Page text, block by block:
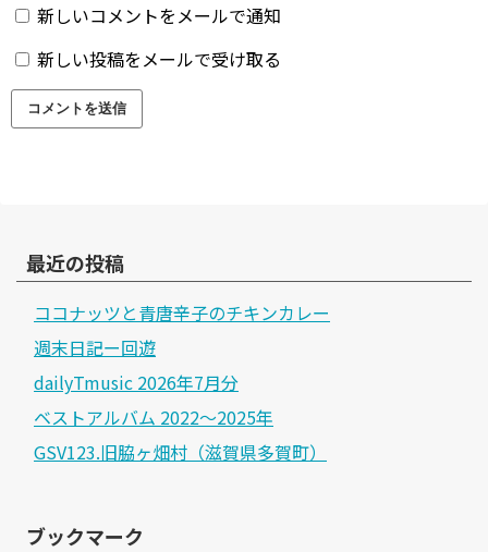
新しいコメントをメールで通知
新しい投稿をメールで受け取る
最近の投稿
ココナッツと青唐辛子のチキンカレー
週末日記ー回遊
dailyTmusic 2026年7月分
ベストアルバム 2022～2025年
GSV123.旧脇ヶ畑村（滋賀県多賀町）
ブックマーク